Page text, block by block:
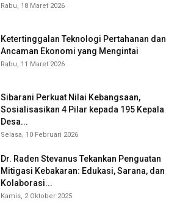
Rabu, 18 Maret 2026
Ketertinggalan Teknologi Pertahanan dan
Ancaman Ekonomi yang Mengintai
Rabu, 11 Maret 2026
Sibarani Perkuat Nilai Kebangsaan,
Sosialisasikan 4 Pilar kepada 195 Kepala
Desa...
Selasa, 10 Februari 2026
Dr. Raden Stevanus Tekankan Penguatan
Mitigasi Kebakaran: Edukasi, Sarana, dan
Kolaborasi...
Kamis, 2 Oktober 2025